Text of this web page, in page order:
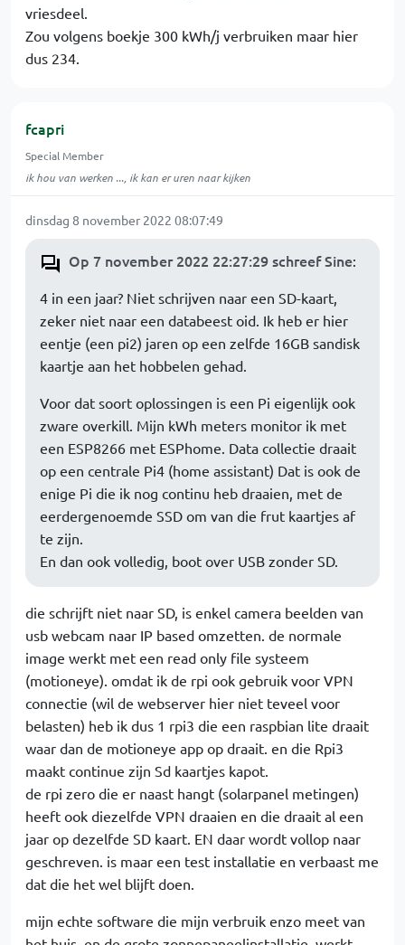
vriesdeel.
Zou volgens boekje 300 kWh/j verbruiken maar hier
dus 234.
fcapri
Special Member
ik hou van werken ..., ik kan er uren naar kijken
dinsdag 8 november 2022 08:07:49
Op 7 november 2022 22:27:29 schreef Sine:
4 in een jaar? Niet schrijven naar een SD-kaart,
zeker niet naar een databeest oid. Ik heb er hier
eentje (een pi2) jaren op een zelfde 16GB sandisk
kaartje aan het hobbelen gehad.
Voor dat soort oplossingen is een Pi eigenlijk ook
zware overkill. Mijn kWh meters monitor ik met
een ESP8266 met ESPhome. Data collectie draait
op een centrale Pi4 (home assistant) Dat is ook de
enige Pi die ik nog continu heb draaien, met de
eerdergenoemde SSD om van die frut kaartjes af
te zijn.
En dan ook volledig, boot over USB zonder SD.
die schrijft niet naar SD, is enkel camera beelden van
usb webcam naar IP based omzetten. de normale
image werkt met een read only file systeem
(motioneye). omdat ik de rpi ook gebruik voor VPN
connectie (wil de webserver hier niet teveel voor
belasten) heb ik dus 1 rpi3 die een raspbian lite draait
waar dan de motioneye app op draait. en die Rpi3
maakt continue zijn Sd kaartjes kapot.
de rpi zero die er naast hangt (solarpanel metingen)
heeft ook diezelfde VPN draaien en die draait al een
jaar op dezelfde SD kaart. EN daar wordt vollop naar
geschreven. is maar een test installatie en verbaast me
dat die het wel blijft doen.
mijn echte software die mijn verbruik enzo meet van